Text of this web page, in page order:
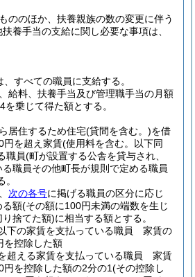
ののほか、扶養親族の数の変更に伴う
養手当の支給に関し必要な事項は、
すべての職員に支給する。
給料、扶養手当及び管理職手当の月額
乗じて得た額とする。
居住するため住宅(貸間を含む。)を借
円を超え家賃(使用料を含む。以下同
職員(町が設置する公舎を貸与され、
職員その他町長が規則で定める職員
次の各号に掲げる職員の区分に応じ
る額(その額に100円未満の端数を生じ
捨てた額)に相当する額とする。
下の家賃を支払っている職員 家賃の
を控除した額
超える家賃を支払っている職員 家賃
を控除した額の2分の1(その控除し